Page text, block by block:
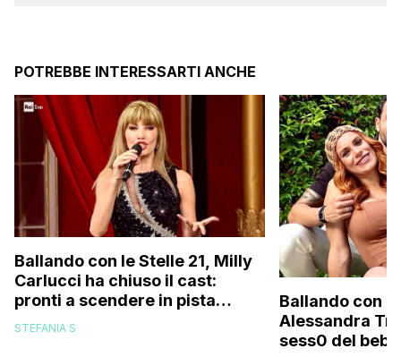
POTREBBE INTERESSARTI ANCHE
Ballando con le Stelle 21, Milly
Carlucci ha chiuso il cast:
pronti a scendere in pista
anche un personaggio molto
STEFANIA S
Ballando con
Alessandra
sess0 del